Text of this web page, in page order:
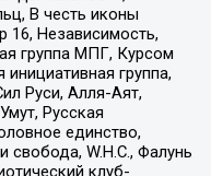
В честь иконы
16, Независимость,
группа МПГ, Курсом
группа,
Руси, Алля-Аят,
Русская
единство,
свобода, W.H.С., Фалунь
клуб-